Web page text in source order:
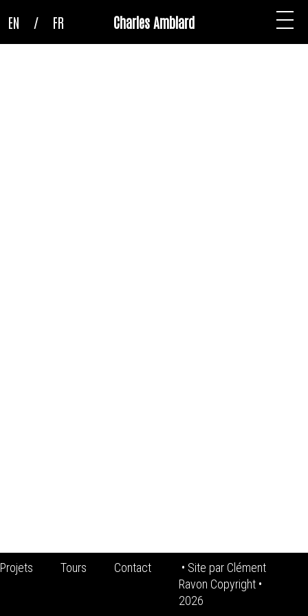
Charles Amblard
EN / FR
Projets Tours Contact • Site par Clément
Ravon Copyright •
2026